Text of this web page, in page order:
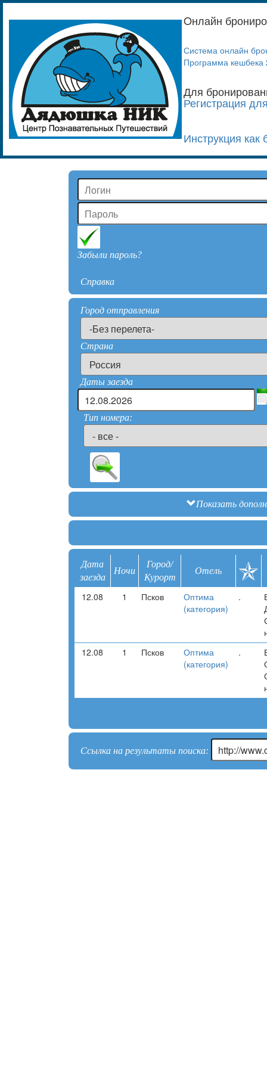
Oнлайн
Система онлайн
Программа кешбека
Для
Регистрация
Инструкция как
Забыли пароль?
Справка
Город отправления
Страна
Даты заезда
Тип номера:
Показать
Дата
заезда
Ночи
Город/
Курорт
Отель
12.08 1 Псков
Оптима
(категория)
.
12.08
1 Псков
Оптима
(категория)
.
Ссылка на результаты поиска: